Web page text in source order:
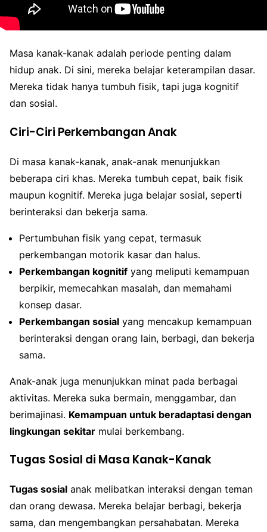
Masa kanak-kanak adalah periode penting dalam
hidup anak. Di sini, mereka belajar keterampilan dasar.
Mereka tidak hanya tumbuh fisik, tapi juga kognitif
dan sosial.
Ciri-Ciri Perkembangan Anak
Di masa kanak-kanak, anak-anak menunjukkan
beberapa ciri khas. Mereka tumbuh cepat, baik fisik
maupun kognitif. Mereka juga belajar sosial, seperti
berinteraksi dan bekerja sama.
Pertumbuhan fisik yang cepat, termasuk
perkembangan motorik kasar dan halus.
Perkembangan kognitif yang meliputi kemampuan
berpikir, memecahkan masalah, dan memahami
konsep dasar.
Perkembangan sosial yang mencakup kemampuan
berinteraksi dengan orang lain, berbagi, dan bekerja
sama.
Anak-anak juga menunjukkan minat pada berbagai
aktivitas. Mereka suka bermain, menggambar, dan
berimajinasi. Kemampuan untuk beradaptasi dengan
lingkungan sekitar mulai berkembang.
Tugas Sosial di Masa Kanak-Kanak
Tugas sosial anak melibatkan interaksi dengan teman
dan orang dewasa. Mereka belajar berbagi, bekerja
sama, dan mengembangkan persahabatan. Mereka